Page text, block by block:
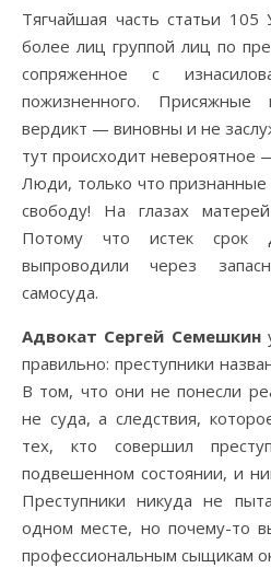
Тягчайшая часть статьи
более лиц группой лиц по
сопряженное с
пожизненного. Присяжные
вердикт — виновны и не
тут происходит невероятное
Люди, только что
свободу! На глазах
Потому что истек срок
выпроводили через
самосуда.
Адвокат Сергей Семешкин
правильно: преступники
В том, что они не понесли
не суда, а следствия,
тех, кто совершил
подвешенном состоянии, и
Преступники никуда не
одном месте, но почему-то
профессиональным сыщикам